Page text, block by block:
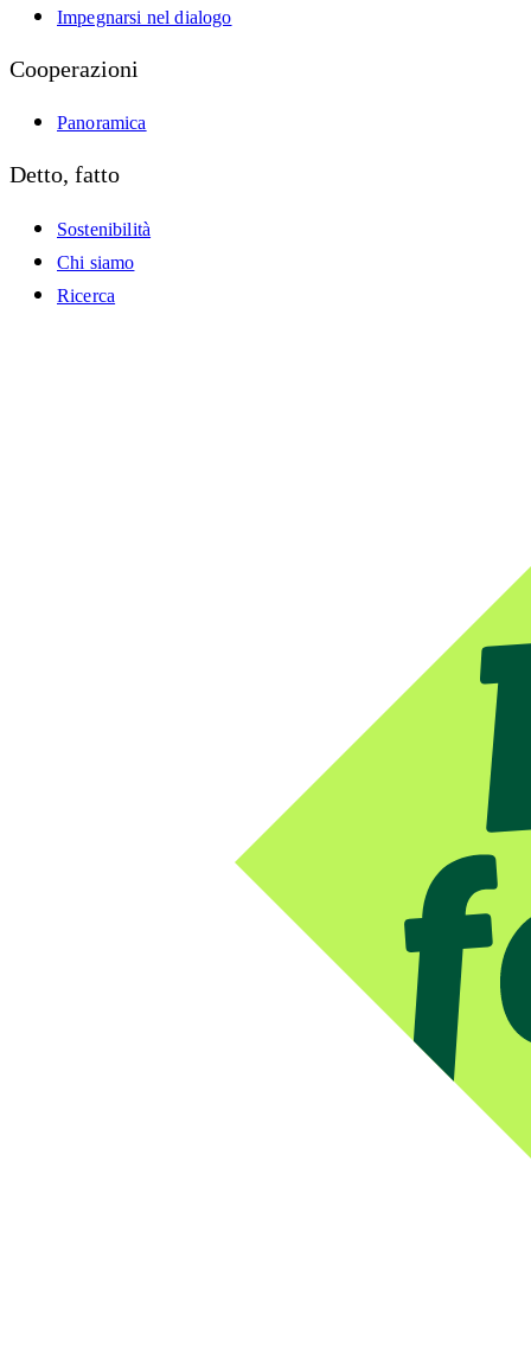
Impegnarsi nel dialogo
Cooperazioni
Panoramica
Detto, fatto
Sostenibilità
Chi siamo
Ricerca